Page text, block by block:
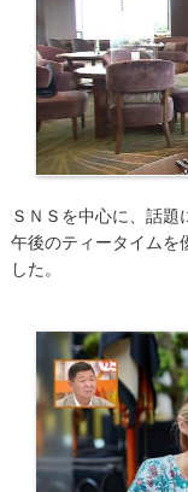
ＳＮＳを中心に、話題
午後のティータイムを
した。